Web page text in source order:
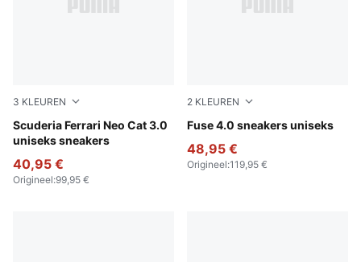
3 KLEUREN
Scuderia Ferrari Neo Cat 3.0
uniseks sneakers
Rosso Corsa-Rosso Corsa
40,95 €
Origineel:99,95 €
2 KLEUREN
Fuse 4.0 sneakers uniseks
Cool Light Gray-PUMA
48,95 €
Origineel:119,95 €